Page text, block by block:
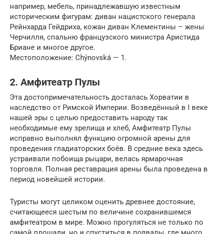
например, мебель, принадлежавшую известным
историческим фигурам: диван нацистского генерала
Рейнхарда Гейдриха, кожан диван Клементины – жены
Черчилля, спальню французского министра Аристида
Бриане и многое другое.
Местоположение: Chýnovská — 1.
2. Амфитеатр Пулы
Эта достопримечательность досталась Хорватии в
наследство от Римской Империи. Возведённый в I веке
нашей эры с целью предоставить народу так
необходимые ему зрелища и хлеб, Амфитеатр Пулы
исправно выполнял функцию огромной арены для
проведения гладиаторских боёв. В средние века здесь
устраивали побоища рыцари, велась ярмарочная
торговля. Полная реставрация арены была проведена в
период новейшей истории.
Туристы могут целиком оценить древнее достояние,
считающееся шестым по величине сохранившемся
амфитеатром в мире. Можно прогуляться не только по